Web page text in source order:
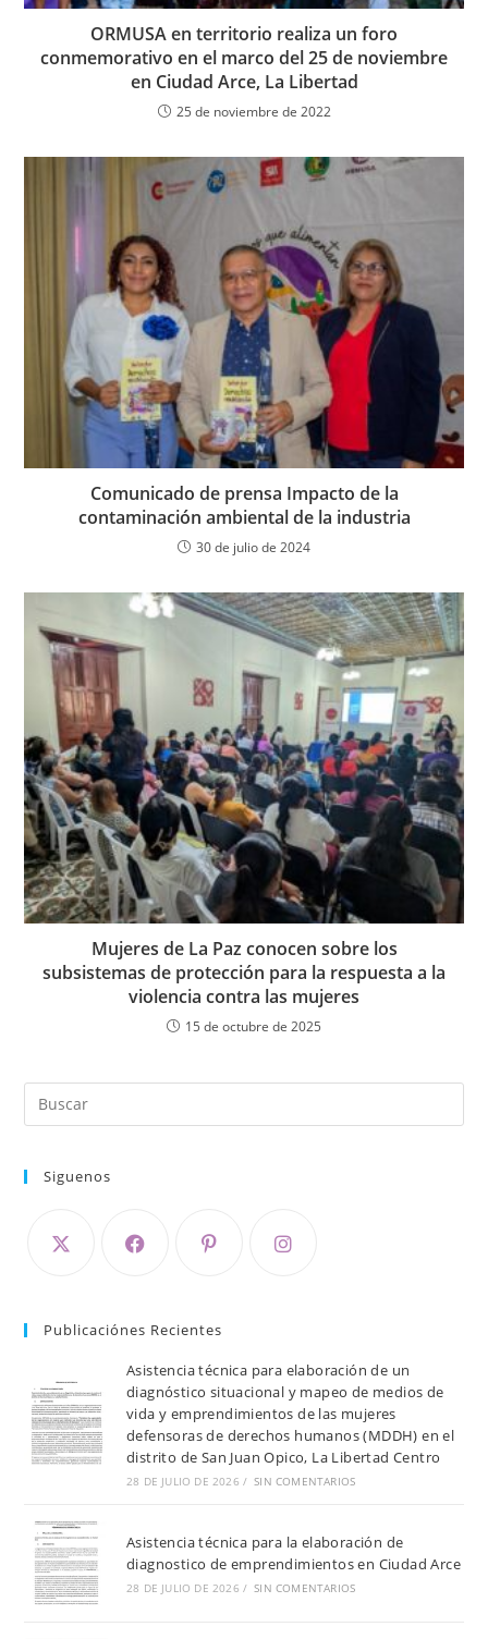
ORMUSA en territorio realiza un foro
conmemorativo en el marco del 25 de noviembre
en Ciudad Arce, La Libertad
25 de noviembre de 2022
Comunicado de prensa Impacto de la
contaminación ambiental de la industria
30 de julio de 2024
Mujeres de La Paz conocen sobre los
subsistemas de protección para la respuesta a la
violencia contra las mujeres
15 de octubre de 2025
Siguenos
Publicaciónes Recientes
Asistencia técnica para elaboración de un
diagnóstico situacional y mapeo de medios de
vida y emprendimientos de las mujeres
defensoras de derechos humanos (MDDH) en el
distrito de San Juan Opico, La Libertad Centro
28 DE JULIO DE 2026 / SIN COMENTARIOS
Asistencia técnica para la elaboración de
diagnostico de emprendimientos en Ciudad Arce
28 DE JULIO DE 2026 / SIN COMENTARIOS